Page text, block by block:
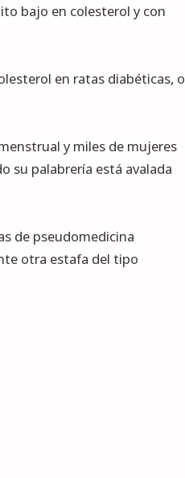
bajo en colesterol y con
en ratas diabéticas, o
y miles de mujeres
su palabrería está avalada
de pseudomedicina
otra estafa del tipo